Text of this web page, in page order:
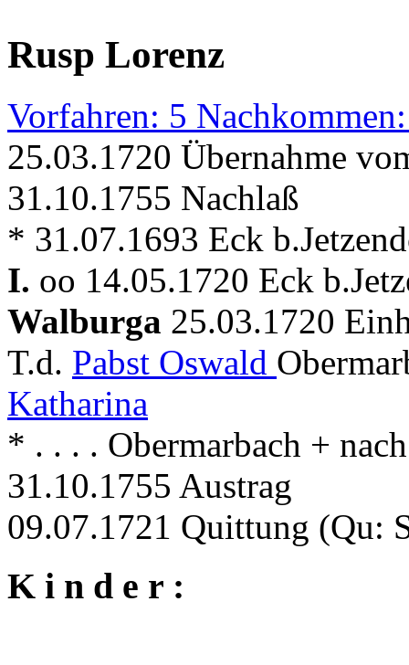
Rusp Lorenz
Vorfahren: 5
25.03.1720 Übernahme
31.10.1755 Nachlaß
* 31.07.1693 Eck
I. oo 14.05.1720 Eck
Walburga 25.03.1720
T.d. Pabst Oswald
Katharina
* . . . . Obermarbach +
31.10.1755 Austrag
09.07.1721 Quittung (Qu:
K i n d e r :